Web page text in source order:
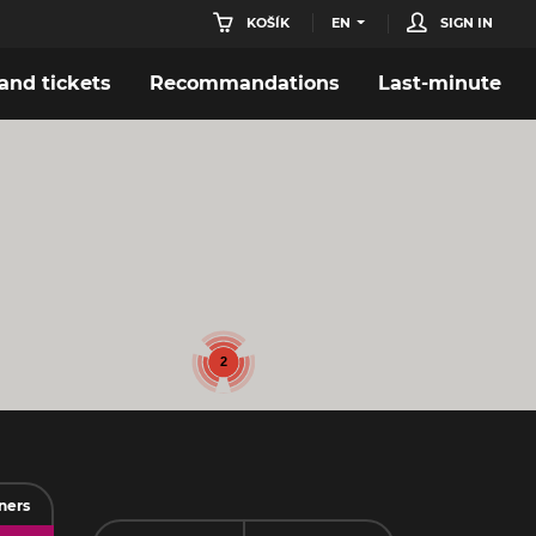
KOŠÍK EN SIGN IN
tickets Recommandations Last-minute
2
2